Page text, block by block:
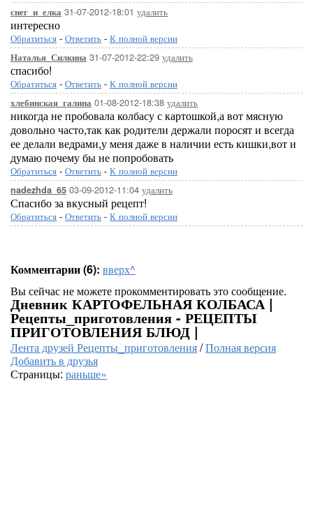
снег_и_елка 31-07-2012-18:01 удалить
интересно
Обратиться - Ответить - К полной версии
Наталья_Силкина 31-07-2012-22:29 удалить
спасибо!
Обратиться - Ответить - К полной версии
хлебинская_галина 01-08-2012-18:38 удалить
никогда не пробовала колбасу с картошкой,а вот мясную
довольно часто,так как родители держали поросят и всегда
ее делали ведрами,у меня даже в наличии есть кишки,вот и
думаю почему бы не попробовать
Обратиться - Ответить - К полной версии
nadezhda_65 03-09-2012-11:04 удалить
Спасибо за вкусный рецепт!
Обратиться - Ответить - К полной версии
Комментарии (6): вверх^
Вы сейчас не можете прокомментировать это сообщение.
Дневник КАРТОФЕЛЬНАЯ КОЛБАСА |
Рецепты_приготовления - РЕЦЕПТЫ
ПРИГОТОВЛЕНИЯ БЛЮД |
Лента друзей Рецепты_приготовления/Полная версия
Добавить в друзья
Страницы: раньше»